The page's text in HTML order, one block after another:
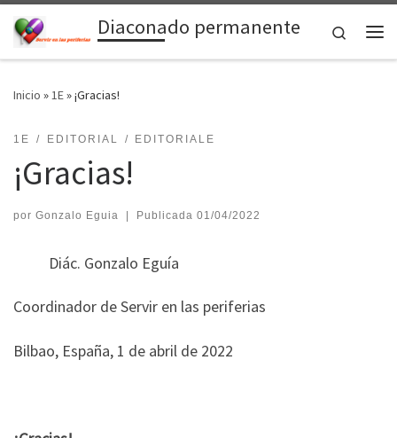
Saltar al contenidoDiaconado permanente
Search
Inicio »1E»¡Gracias!
1E EDITORIAL EDITORIALE
¡Gracias!
por Gonzalo Eguia | Publicada 01/04/2022
Diác. Gonzalo Eguía
Coordinador de Servir en las periferias
Bilbao, España, 1 de abril de 2022